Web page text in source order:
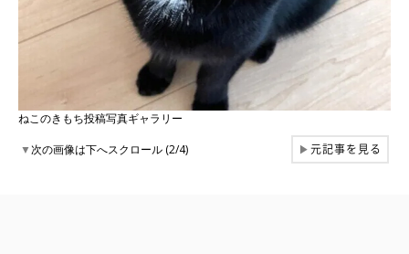
ねこのきもち投稿写真ギャラリー
▼次の画像は下へスクロール (2/4) ▶元記事を見る